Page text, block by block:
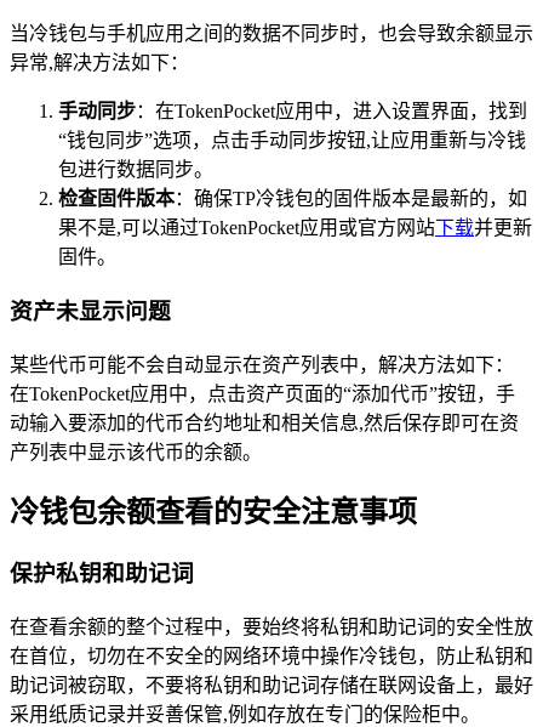
当冷钱包与手机应用之间的数据不同步时，也会导致余额显示
异常,解决方法如下：
手动同步：在TokenPocket应用中，进入设置界面，找到
“钱包同步”选项，点击手动同步按钮,让应用重新与冷钱
包进行数据同步。
检查固件版本：确保TP冷钱包的固件版本是最新的，如
果不是,可以通过TokenPocket应用或官方网站下载并更新
固件。
资产未显示问题
某些代币可能不会自动显示在资产列表中，解决方法如下：
在TokenPocket应用中，点击资产页面的“添加代币”按钮，手
动输入要添加的代币合约地址和相关信息,然后保存即可在资
产列表中显示该代币的余额。
冷钱包余额查看的安全注意事项
保护私钥和助记词
在查看余额的整个过程中，要始终将私钥和助记词的安全性放
在首位，切勿在不安全的网络环境中操作冷钱包，防止私钥和
助记词被窃取，不要将私钥和助记词存储在联网设备上，最好
采用纸质记录并妥善保管,例如存放在专门的保险柜中。